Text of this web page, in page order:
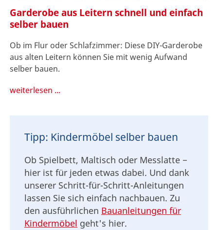
Garderobe aus Leitern schnell und einfach
selber bauen
Ob im Flur oder Schlafzimmer: Diese DIY-Garderobe
aus alten Leitern können Sie mit wenig Aufwand
selber bauen.
weiterlesen ...
Tipp: Kindermöbel selber bauen
Ob Spielbett, Maltisch oder Messlatte −
hier ist für jeden etwas dabei. Und dank
unserer Schritt-für-Schritt-Anleitungen
lassen Sie sich einfach nachbauen. Zu
den ausführlichen Bauanleitungen für
Kindermöbel geht's hier.